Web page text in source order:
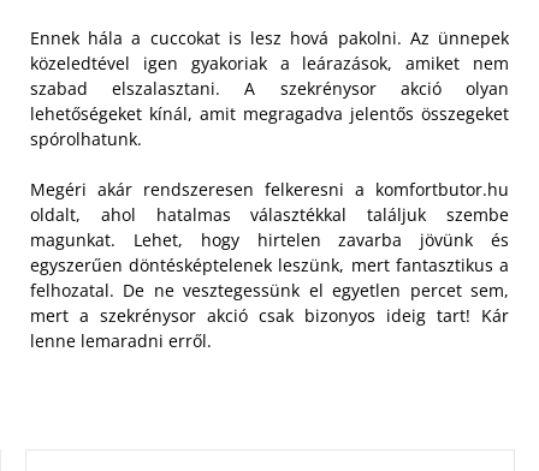
Ennek hála a cuccokat is lesz hová pakolni. Az ünnepek
közeledtével igen gyakoriak a leárazások, amiket nem
szabad elszalasztani. A szekrénysor akció olyan
lehetőségeket kínál, amit megragadva jelentős összegeket
spórolhatunk.
Megéri akár rendszeresen felkeresni a komfortbutor.hu
oldalt, ahol hatalmas választékkal találjuk szembe
magunkat. Lehet, hogy hirtelen zavarba jövünk és
egyszerűen döntésképtelenek leszünk, mert fantasztikus a
felhozatal. De ne vesztegessünk el egyetlen percet sem,
mert a szekrénysor akció csak bizonyos ideig tart! Kár
lenne lemaradni erről.